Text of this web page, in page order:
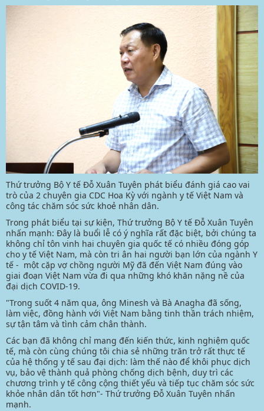
Thứ trưởng Bộ Y tế Đỗ Xuân Tuyên phát biểu đánh giá cao vai
trò của 2 chuyên gia CDC Hoa Kỳ với ngành y tế Việt Nam và
công tác chăm sóc sức khoẻ nhân dân.
Trong phát biểu tại sự kiện, Thứ trưởng Bộ Y tế Đỗ Xuân Tuyên
nhấn mạnh: Đây là buổi lễ có ý nghĩa rất đặc biệt, bởi chúng ta
không chỉ tôn vinh hai chuyên gia quốc tế có nhiều đóng góp
cho y tế Việt Nam, mà còn tri ân hai người bạn lớn của ngành Y
tế - một cặp vợ chồng người Mỹ đã đến Việt Nam đúng vào
giai đoạn Việt Nam vừa đi qua những khó khăn nặng nề của
đại dịch COVID-19.
"Trong suốt 4 năm qua, ông Minesh và Bà Anagha đã sống,
làm việc, đồng hành với Việt Nam bằng tinh thần trách nhiệm,
sự tận tâm và tình cảm chân thành.
Các bạn đã không chỉ mang đến kiến thức, kinh nghiệm quốc
tế, mà còn cùng chúng tôi chia sẻ những trăn trở rất thực tế
của hệ thống y tế sau đại dịch: làm thế nào để khôi phục dịch
vụ, bảo vệ thành quả phòng chống dịch bệnh, duy trì các
chương trình y tế công cộng thiết yếu và tiếp tục chăm sóc sức
khỏe nhân dân tốt hơn"- Thứ trưởng Đỗ Xuân Tuyên nhấn
mạnh.